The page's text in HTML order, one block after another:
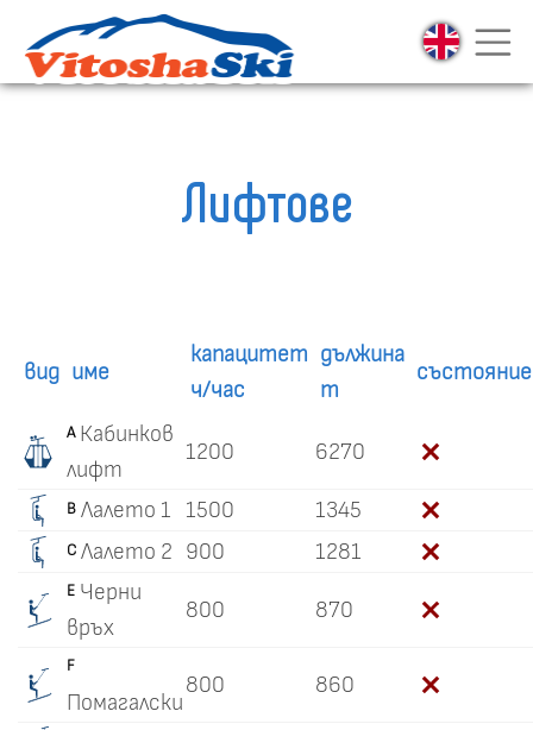
Лифтове
вид име
капацитет
ч/час
дължина
m
състояние
AКабинков
лифт
1200 6270
B Лалето 1 1500 1345
C Лалето 2 900 1281
E Черни
връх
800 870
F
Помагалски
800 860